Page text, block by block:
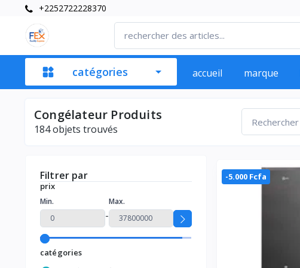
+2252722228370
catégories accueil marque
Congélateur Produits
184objets trouvés
Filtrer par
prix
Min.
-
Max.
catégories
-5.000 Fcfa